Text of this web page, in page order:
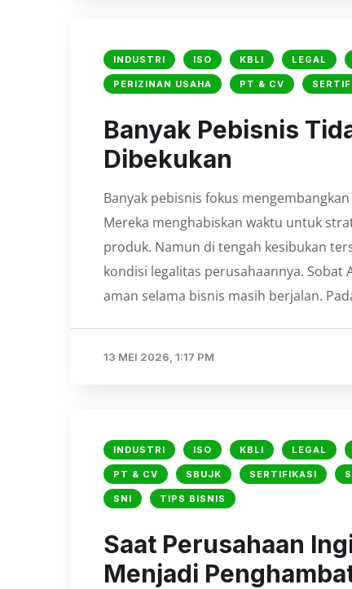
INDUSTRI ISO KBLI LEGAL
PERIZINAN USAHA PT & CV
Banyak Pebisnis
Dibekukan
Banyak pebisnis fokus
Mereka menghabiskan waktu untuk
produk. Namun di tengah kesibukan
kondisi legalitas perusahaannya. Sobat
aman selama bisnis masih berjalan.
13 MEI 2026, 1:17 PM
INDUSTRI ISO KBLI LEGAL
PT & CV SBUJK SERTIFIKASI
SNI TIPS BISNIS
Saat Perusahaan
Menjadi